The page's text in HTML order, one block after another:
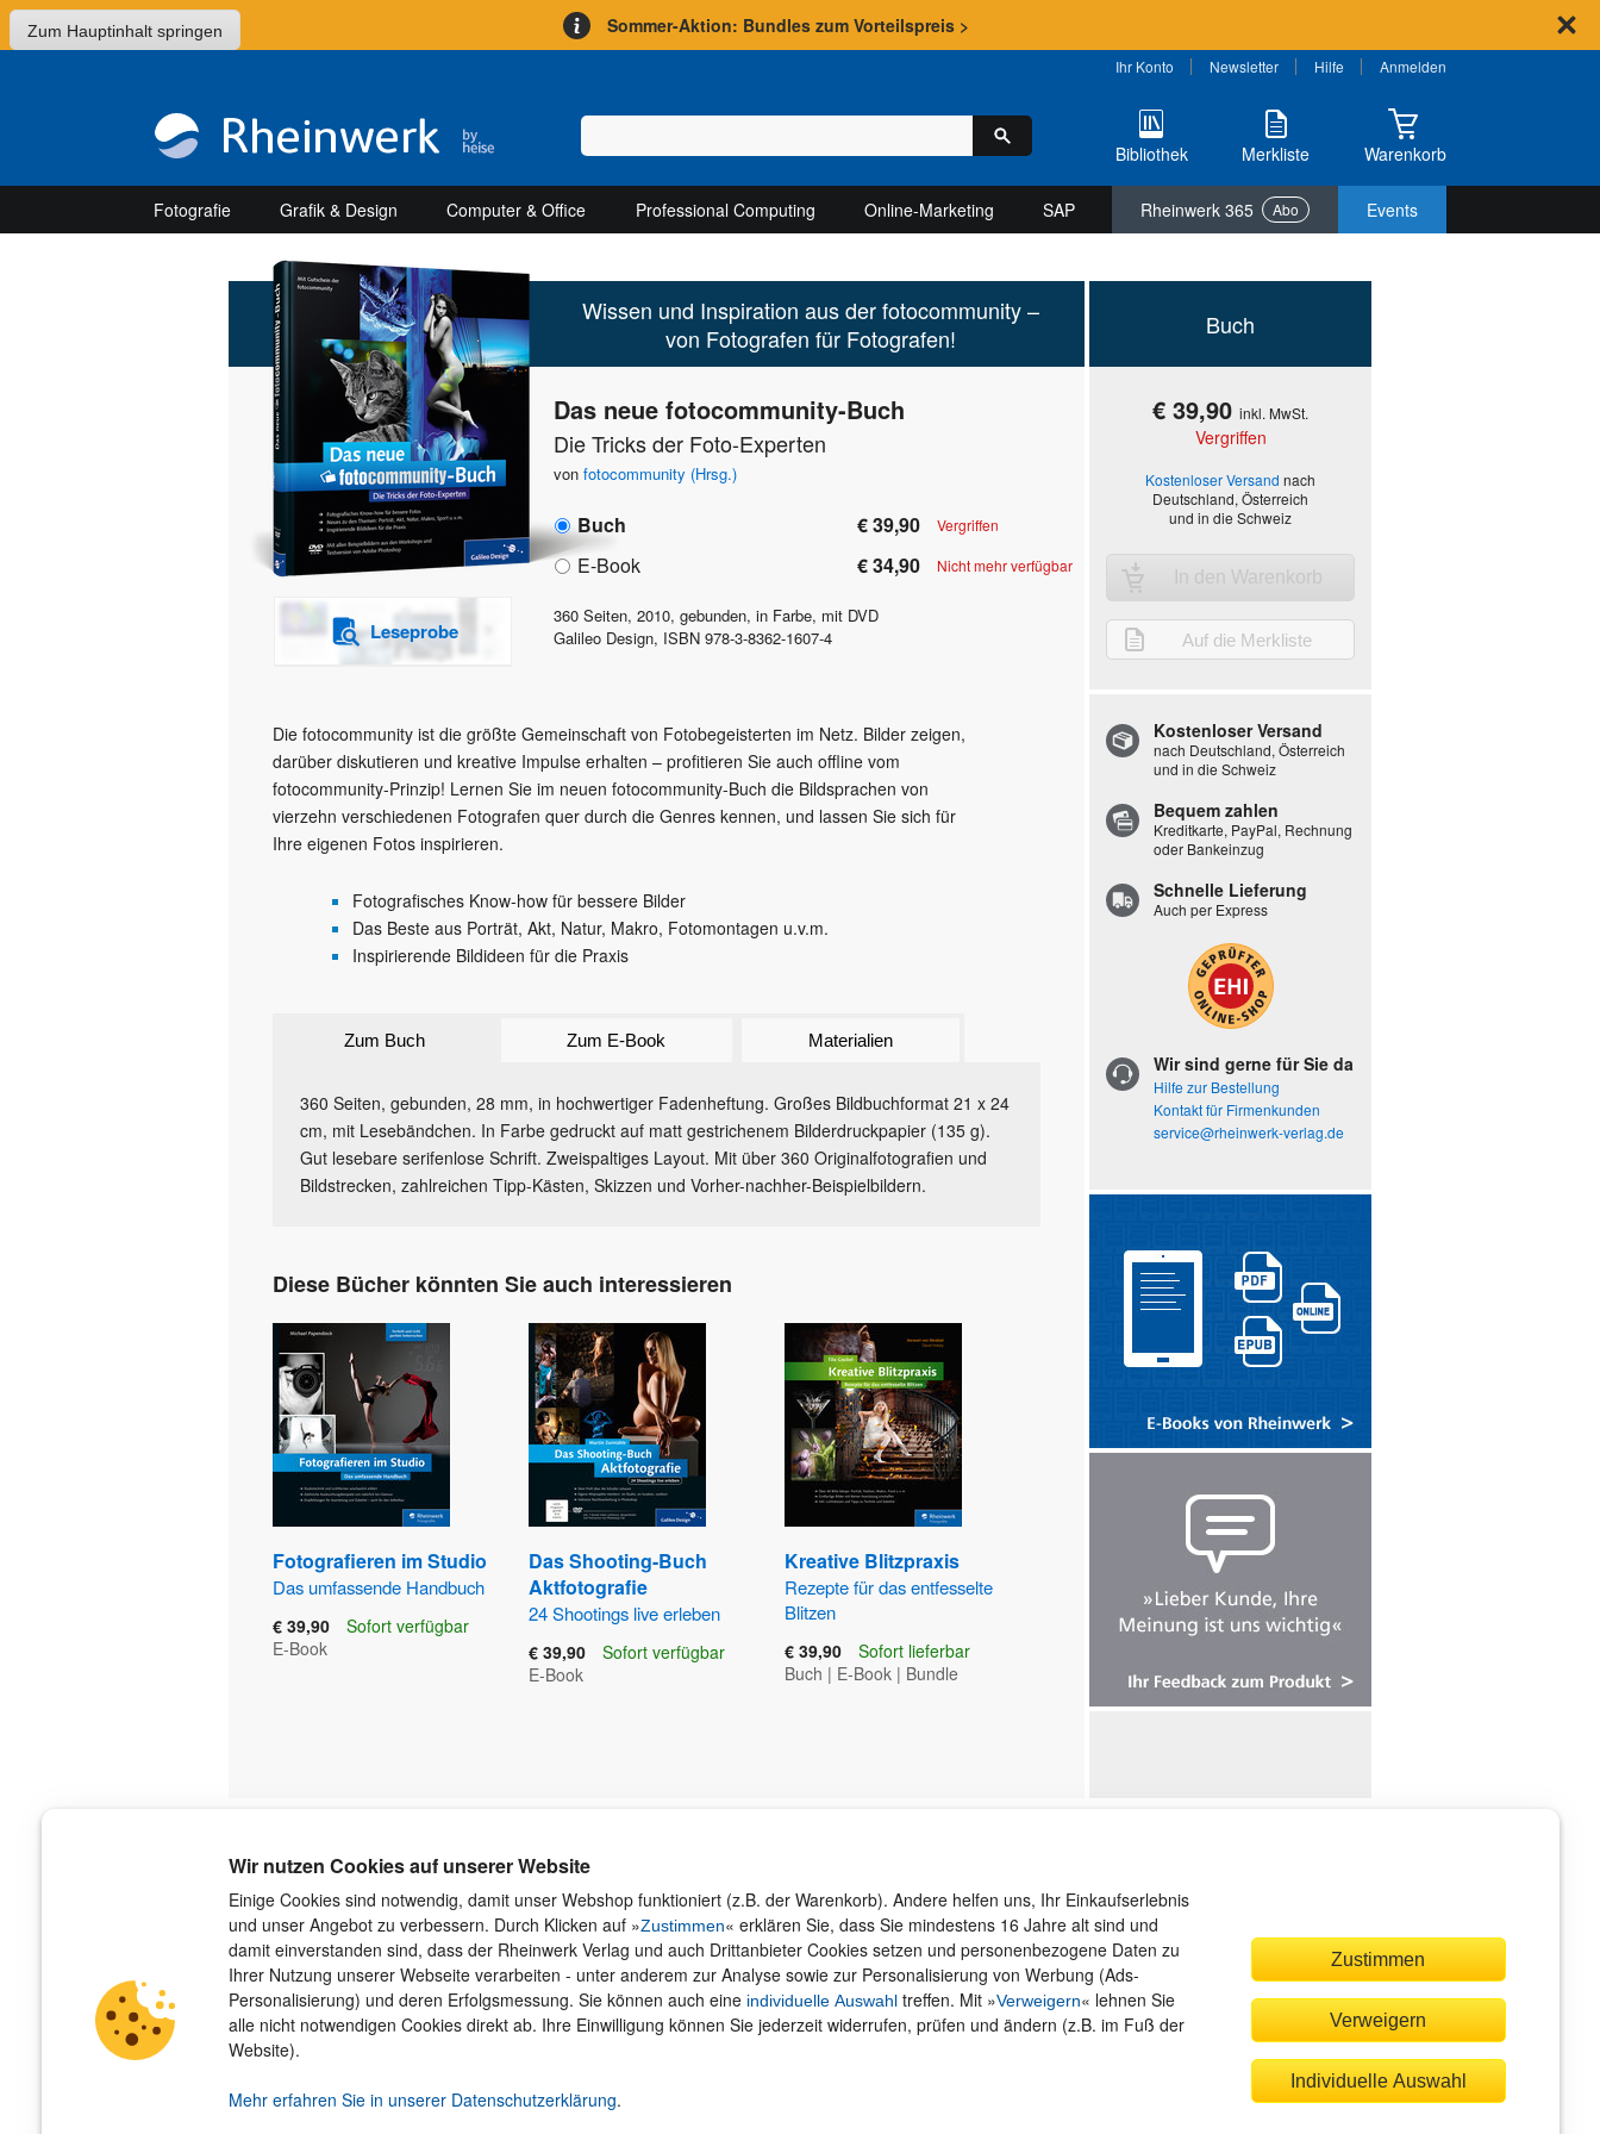
Wir nutzen Cookies auf unserer Website
Einige Cookies sind notwendig, damit unser Webshop funktioniert (z.B. der Warenkorb). Andere helfen uns, Ihr Einkaufserlebnis
und unser Angebot zu verbessern. Durch Klicken auf »Zustimmen« erklären Sie, dass Sie mindestens 16 Jahre alt sind und
damit einverstanden sind, dass der Rheinwerk Verlag und auch Drittanbieter Cookies setzen und personenbezogene Daten zu
Ihrer Nutzung unserer Webseite verarbeiten - unter anderem zur Analyse sowie zur Personalisierung von Werbung (Ads-
Personalisierung) und deren Erfolgsmessung. Sie können auch eine individuelle Auswahltreffen. Mit »Verweigern« lehnen Sie
alle nicht notwendigen Cookies direkt ab. Ihre Einwilligung können Sie jederzeit widerrufen, prüfen und ändern (z.B. im Fuß der
Website).
Mehr erfahren Sie in unserer Datenschutzerklärung.
Zustimmen
Verweigern
Individuelle Auswahl
Zum Hauptinhalt springen Sommer-Aktion: Bundles zum Vorteilspreis >
Ihr Konto Newsletter Hilfe Anmelden
Bibliothek Merkliste Warenkorb
Fotografie Grafik & Design Computer & Office Professional Computing Online-Marketing SAP Rheinwerk 365 Abo Events
Wissen und Inspiration aus der fotocommunity –
von Fotografen für Fotografen!
Leseprobe
Das neue fotocommunity-Buch
Die Tricks der Foto-Experten
von fotocommunity (Hrsg.)
Buch € 39,90 Vergriffen
E-Book € 34,90 Nicht mehr verfügbar
360 Seiten, 2010, gebunden, in Farbe, mit DVD
Galileo Design, ISBN 978-3-8362-1607-4
Die fotocommunity ist die größte Gemeinschaft von Fotobegeisterten im Netz. Bilder zeigen,
darüber diskutieren und kreative Impulse erhalten – profitieren Sie auch offline vom
fotocommunity-Prinzip! Lernen Sie im neuen fotocommunity-Buch die Bildsprachen von
vierzehn verschiedenen Fotografen quer durch die Genres kennen, und lassen Sie sich für
Ihre eigenen Fotos inspirieren.
Fotografisches Know-how für bessere Bilder
Das Beste aus Porträt, Akt, Natur, Makro, Fotomontagen u.v.m.
Inspirierende Bildideen für die Praxis
Zum Buch Zum E-Book Materialien
360 Seiten, gebunden, 28 mm, in hochwertiger Fadenheftung. Großes Bildbuchformat 21 x 24
cm, mit Lesebändchen. In Farbe gedruckt auf matt gestrichenem Bilderdruckpapier (135 g).
Gut lesebare serifenlose Schrift. Zweispaltiges Layout. Mit über 360 Originalfotografien und
Bildstrecken, zahlreichen Tipp-Kästen, Skizzen und Vorher-nachher-Beispielbildern.
Diese Bücher könnten Sie auch interessieren
Fotografieren im Studio
Das umfassende Handbuch
€ 39,90
Sofort verfügbar
E-Book
Das Shooting-Buch
Aktfotografie
24 Shootings live erleben
€ 39,90
Sofort verfügbar
E-Book
Kreative Blitzpraxis
Rezepte für das entfesselte
Blitzen
€ 39,90
Sofort lieferbar
Buch | E-Book| Bundle
Buch
€ 39,90 inkl. MwSt.
Vergriffen
Kostenloser Versand nach
Deutschland, Österreich
und in die Schweiz
In den Warenkorb
Auf die Merkliste
Kostenloser Versand
nach Deutschland, Österreich
und in die Schweiz
Bequem zahlen
Kreditkarte, PayPal, Rechnung
oder Bankeinzug
Schnelle Lieferung
Auch per Express
Wir sind gerne für Sie da
Hilfe zur Bestellung
Kontakt für Firmenkunden
service@rheinwerk-verlag.de
Über uns
Der Verlag
Das Team
Unsere Autorinnen und Autoren
Jobs
Barrierefreiheit
Nachhaltigkeit
Hinweis­geber­schutz­gesetz
Kontakt
Newsletter
Für Unternehmen
Presseservice
Dozentenservice
Produktfeedback
Foreign Rights
Versand und Zahlung
Widerruf und Rückgabe
Merchandise
AGB
Datenschutz
Wir sind gerne für Sie da!
service@rheinwerk-verlag.de